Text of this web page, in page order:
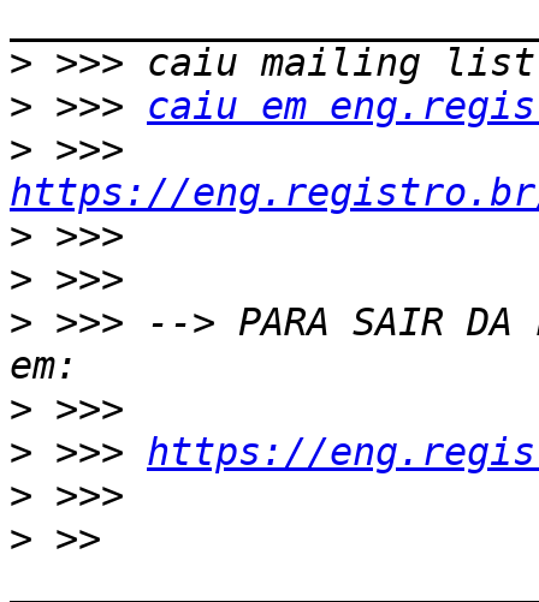
>
> >>> caiu em
>
https://
>
>
> >>> --> PARA SAIR DA
>
> >>> https://
>
> >>